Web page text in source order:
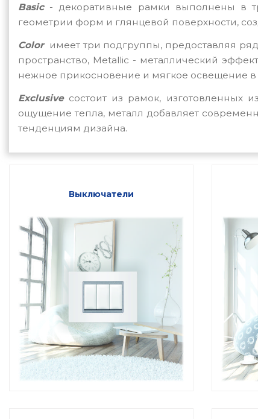
Basic- декоративные рамки выполнены в
геометрии форм и глянцевой поверхности,
Color имеет три подгруппы, предоставляя
пространство, Metallic - металлический
нежное прикосновение и мягкое освещение в
Exclusiveсостоит из рамок, изготовленных
ощущение тепла, металл добавляет
тенденциям дизайна.
Выключатели